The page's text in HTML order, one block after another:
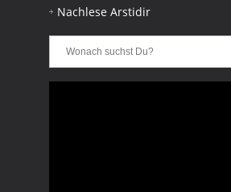
Nachlese Arstidir